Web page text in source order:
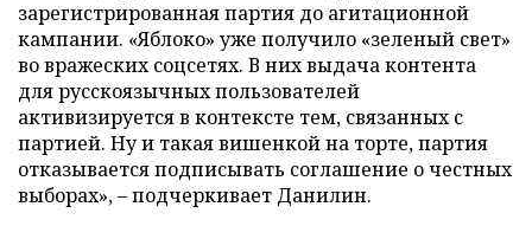
зарегистрированная партия до агитационной
кампании. «Яблоко» уже получило «зеленый свет»
во вражеских соцсетях. В них выдача контента
для русскоязычных пользователей
активизируется в контексте тем, связанных с
партией. Ну и такая вишенкой на торте, партия
отказывается подписывать соглашение о честных
выборах», – подчеркивает Данилин.